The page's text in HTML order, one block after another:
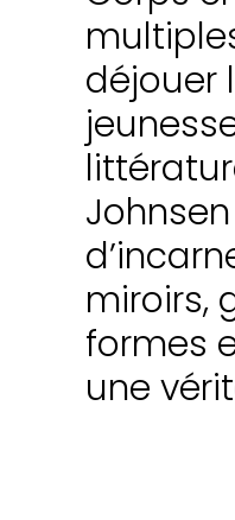
déjouer
miroirs,
formes
une